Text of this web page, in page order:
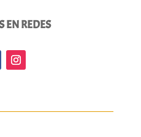
EN REDES